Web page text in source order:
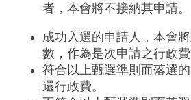
者，本會將不接納其申請。
成功入選的申請人，本會
數，作為是次申請之行政費
符合以上甄選準則而落選
還行政費。